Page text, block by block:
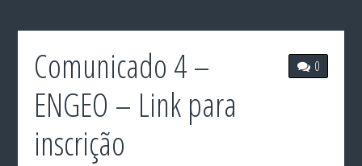
0
Comunicado 4 –
ENGEO – Link para
inscrição